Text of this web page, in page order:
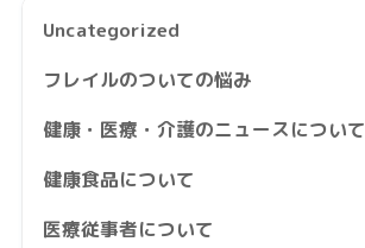
Uncategorized
フレイルのついての悩み
健康・医療・介護のニュースについて
健康食品について
医療従事者について